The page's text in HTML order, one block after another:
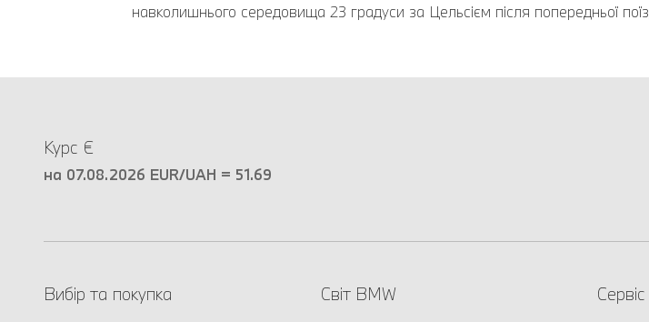
навколишнього середовища 23 градуси за Цельсієм після попередньої
Курс €
на 07.08.2026 EUR/UAH = 51.69
Вибір та покупка Світ BMW Сервіс